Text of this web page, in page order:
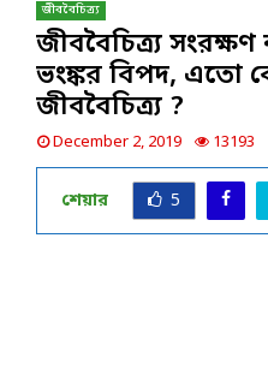
জীববৈচিত্র্য
জীববৈচিত্র্য
ভংঙ্কর বিপদ, এতো
জীববৈচিত্র্য ?
December 2, 2019 13193
শেয়ার 5